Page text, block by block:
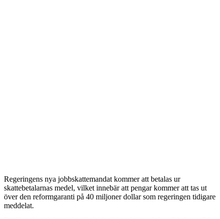
Regeringens nya jobbskattemandat kommer att betalas ur
skattebetalarnas medel, vilket innebär att pengar kommer att tas ut
över den reformgaranti på 40 miljoner dollar som regeringen tidigare
meddelat.